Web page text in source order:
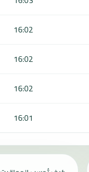
16:02
16:02
16:02
16:01